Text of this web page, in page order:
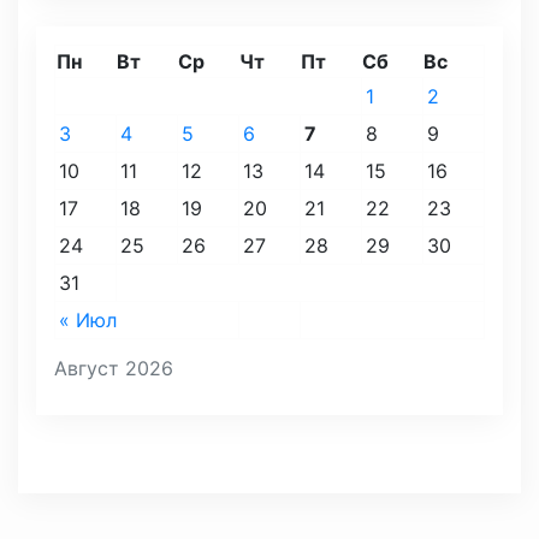
Август 2026
Пн Вт Ср Чт Пт Сб Вс
« Июл
1
2
3
4 5 6 7 8
9
10
11 12 13 14 15
16
17
18 19 20 21 22
23
24
25 26 27 28 29
30
31